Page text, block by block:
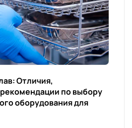
Отличия,
по выбору
оборудования для